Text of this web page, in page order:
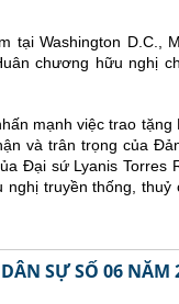
tại Washington D.C.,
chương hữu nghị
mạnh việc trao
và trân trọng của
Đại sứ Lyanis Torres
truyền thống,
SỰ SỐ 06 NĂM